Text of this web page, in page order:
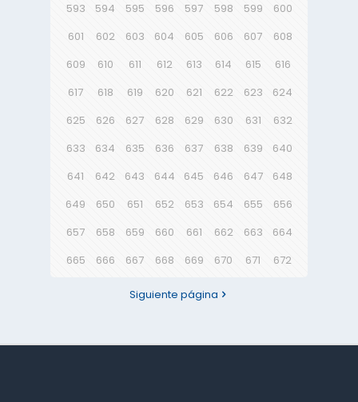
593
594 595 596 597 598 599
600
601
602 603 604 605 606 607
608
609
610 611 612 613 614 615
616
617
618 619 620 621 622 623
624
625
626 627 628 629 630 631
632
633
634 635 636 637 638 639
640
641
642 643 644 645 646 647
648
649
650 651 652 653 654 655
656
657
658 659 660 661 662 663
664
665
666 667 668 669 670 671 672
Siguiente página